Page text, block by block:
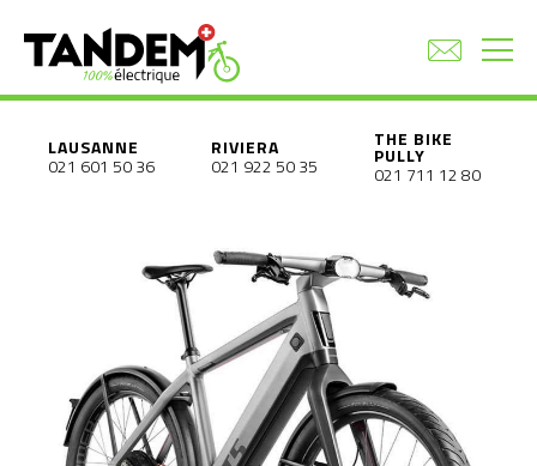
LAUSANNE
021 601 50 36
RIVIERA
021 922 50 35
THE BIKE
PULLY
021 711 12 80